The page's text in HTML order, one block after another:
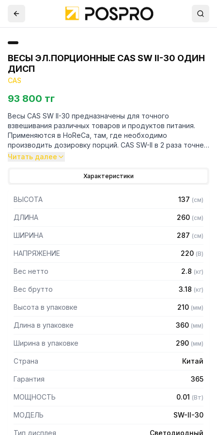
ВЕСЫ ЭЛ.ПОРЦИОННЫЕ CAS SW II-30 ОДИН
ДИСП
CAS
93 800 тг
Весы CAS SW II-30 предназначены для точного
взвешивания различных товаров и продуктов питания.
Применяются в HoReCa, там, где необходимо
производить дозировку порций. CAS SW-II в 2 раза точнее
CAS SW-I.
– Взвешивание нестабильных грузов
– Взвешивание емкостей с жидкостями и получение
точного результата
– Счетный режим позволяет считать количество
– Подключение к ПК
– Автоматическое отключение питания при длительных
– Цена поверочного деления e: 5 граммов
– Число поверочных делений: 6000 n
– Число разрядов дисплея: 6
– Число сегментов в разряде: 7
Читать далее
Характеристики
ВЫСОТА 137 (см)
ДЛИНА 260 (см)
ШИРИНА 287 (см)
НАПРЯЖЕНИЕ 220 (В)
Вес нетто 2.8 (кг)
Вес брутто 3.18 (кг)
Высота в упаковке 210 (мм)
Длина в упаковке 360 (мм)
Ширина в упаковке 290 (мм)
Страна Китай
Гарантия 365
МОЩНОСТЬ 0.01 (Вт)
МОДЕЛЬ SW-II-30
Тип дисплея Светодиодный